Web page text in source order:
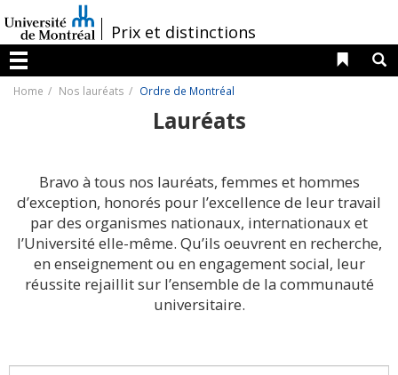
au
contenu
/Prix et distinctions
Menu
Liens
Home Nos lauréats Ordre de Montréal
Lauréats
Bravo à tous nos lauréats, femmes et hommes
d’exception, honorés pour l’excellence de leur travail
par des organismes nationaux, internationaux et
l’Université elle-même. Qu’ils oeuvrent en recherche,
en enseignement ou en engagement social, leur
réussite rejaillit sur l’ensemble de la communauté
universitaire.